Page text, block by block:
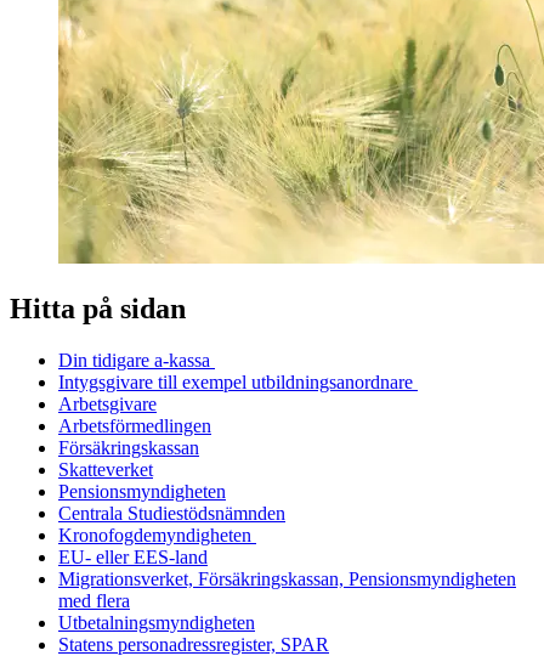
Hitta på sidan
Din tidigare a-kassa
Intygsgivare till exempel utbildningsanordnare
Arbetsgivare
Arbetsförmedlingen
Försäkringskassan
Skatteverket
Pensionsmyndigheten
Centrala Studiestödsnämnden
Kronofogdemyndigheten
EU- eller EES-land
Migrationsverket, Försäkringskassan, Pensionsmyndigheten
med flera
Utbetalningsmyndigheten
Statens personadressregister, SPAR